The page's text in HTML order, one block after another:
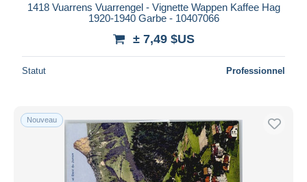
1418 Vuarrens Vuarrengel - Vignette Wappen Kaffee Hag
1920-1940 Garbe - 10407066
± 7,49 $US
Statut Professionnel
Nouveau